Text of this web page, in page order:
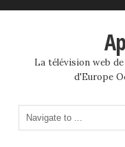
La télévision web
d'Europe